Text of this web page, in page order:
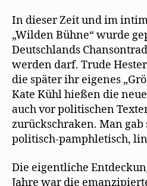
In dieser Zeit und im
„Wilden Bühne“ wurde
Deutschlands
werden darf. Trude
die später ihr eigenes
Kate Kühl hießen die
auch vor politischen
zurückschraken. Man
politisch-pamphletisch,
Die eigentliche
Jahre war die